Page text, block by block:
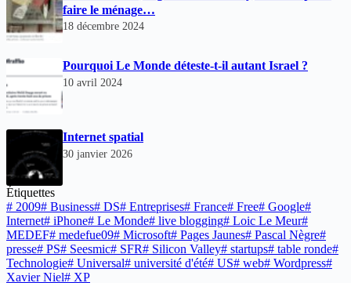
faire le ménage…
18 décembre 2024
Pourquoi Le Monde déteste-t-il autant Israel ?
10 avril 2024
Internet spatial
30 janvier 2026
Étiquettes
# 2009# Business# DS# Entreprises# France# Free# Google#
Internet# iPhone# Le Monde# live blogging# Loic Le Meur#
MEDEF# medefue09# Microsoft# Pages Jaunes# Pascal Nègre#
presse# PS# Seesmic# SFR# Silicon Valley# startups# table ronde#
Technologie# Universal# université d'été# US# web# Wordpress#
Xavier Niel# XP